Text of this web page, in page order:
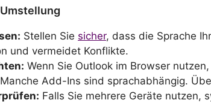
Stellen Sie sicher, dass die Sprache
und vermeidet Konflikte.
Wenn Sie Outlook im Browser
Manche Add-Ins sind sprachabhängig.
Falls Sie mehrere Geräte nutzen,